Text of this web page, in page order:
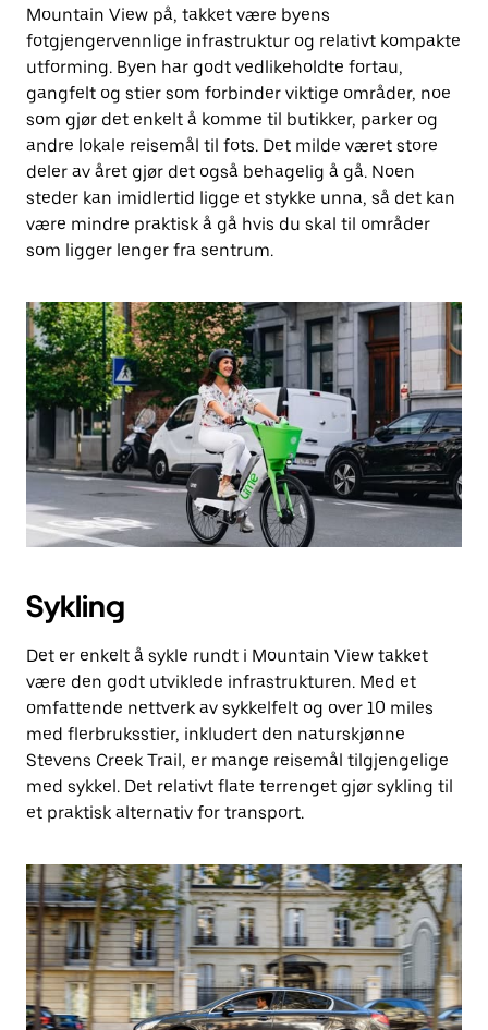
Mountain View på, takket være byens
fotgjengervennlige infrastruktur og relativt kompakte
utforming. Byen har godt vedlikeholdte fortau,
gangfelt og stier som forbinder viktige områder, noe
som gjør det enkelt å komme til butikker, parker og
andre lokale reisemål til fots. Det milde været store
deler av året gjør det også behagelig å gå. Noen
steder kan imidlertid ligge et stykke unna, så det kan
være mindre praktisk å gå hvis du skal til områder
som ligger lenger fra sentrum.
Sykling
Det er enkelt å sykle rundt i Mountain View takket
være den godt utviklede infrastrukturen. Med et
omfattende nettverk av sykkelfelt og over 10 miles
med flerbruksstier, inkludert den naturskjønne
Stevens Creek Trail, er mange reisemål tilgjengelige
med sykkel. Det relativt flate terrenget gjør sykling til
et praktisk alternativ for transport.